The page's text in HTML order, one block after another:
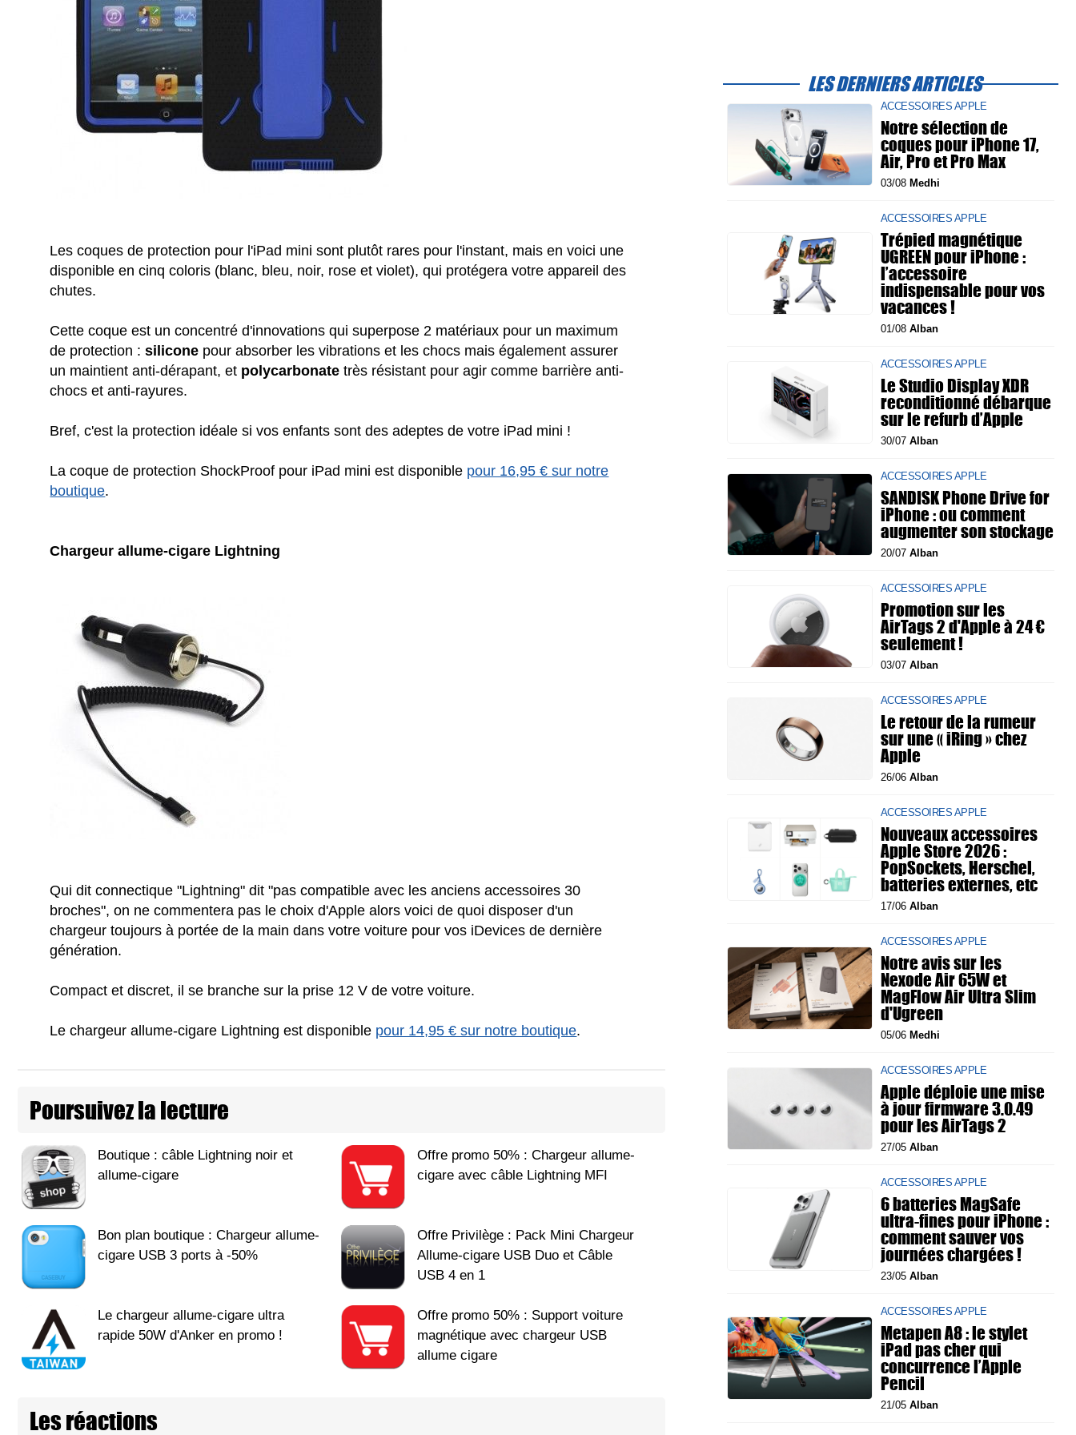
Les coques de protection pour l'iPad mini sont plutôt rares pour l'instant, mais en voici une
disponible en cinq coloris (blanc, bleu, noir, rose et violet), qui protégera votre appareil des
chutes.
Cette coque est un concentré d'innovations qui superpose 2 matériaux pour un maximum
de protection :silicone pour absorber les vibrations et les chocs mais également assurer
un maintient anti-dérapant, et polycarbonate très résistant pour agir comme barrière anti-
chocs et anti-rayures.
Bref, c'est la protection idéale si vos enfants sont des adeptes de votre iPad mini !
La coque de protection ShockProof pour iPad mini est disponible pour 16,95 € sur notre
boutique.
Chargeur allume-cigare Lightning
Qui dit connectique "Lightning" dit "pas compatible avec les anciens accessoires 30
broches", on ne commentera pas le choix d'Apple alors voici de quoi disposer d'un
chargeur toujours à portée de la main dans votre voiture pour vos iDevices de dernière
génération.
Compact et discret, il se branche sur la prise 12 V de votre voiture.
Le chargeur allume-cigare Lightning est disponible pour 14,95 € sur notre boutique.
Poursuivez la lecture
Boutique : câble Lightning noir et
allume-cigare
Offre promo 50% : Chargeur allume-
cigare avec câble Lightning MFI
Bon plan boutique : Chargeur allume-
cigare USB 3 ports à -50%
Offre Privilège : Pack Mini Chargeur
Allume-cigare USB Duo et Câble
USB 4 en 1
Le chargeur allume-cigare ultra
rapide 50W d'Anker en promo !
Offre promo 50% : Support voiture
magnétique avec chargeur USB
allume cigare
Les réactions
LES DERNIERS ARTICLES
ACCESSOIRES APPLE
Notre sélection de
coques pour iPhone 17,
Air, Pro et Pro Max
03/08 Medhi
ACCESSOIRES APPLE
Trépied magnétique
UGREEN pour iPhone :
l’accessoire
indispensable pour vos
vacances !
01/08 Alban
ACCESSOIRES APPLE
Le Studio Display XDR
reconditionné débarque
sur le refurb d’Apple
30/07 Alban
ACCESSOIRES APPLE
SANDISK Phone Drive for
iPhone : ou comment
augmenter son stockage
20/07 Alban
ACCESSOIRES APPLE
Promotion sur les
AirTags 2 d'Apple à 24 €
seulement !
03/07 Alban
ACCESSOIRES APPLE
Le retour de la rumeur
sur une « iRing » chez
Apple
26/06 Alban
ACCESSOIRES APPLE
Nouveaux accessoires
Apple Store 2026 :
PopSockets, Herschel,
batteries externes, etc
17/06 Alban
ACCESSOIRES APPLE
Notre avis sur les
Nexode Air 65W et
MagFlow Air Ultra Slim
d'Ugreen
05/06 Medhi
ACCESSOIRES APPLE
Apple déploie une mise
à jour firmware 3.0.49
pour les AirTags 2
27/05 Alban
ACCESSOIRES APPLE
6 batteries MagSafe
ultra-fines pour iPhone :
comment sauver vos
journées chargées !
23/05 Alban
ACCESSOIRES APPLE
Metapen A8 : le stylet
iPad pas cher qui
concurrence l’Apple
Pencil
21/05 Alban